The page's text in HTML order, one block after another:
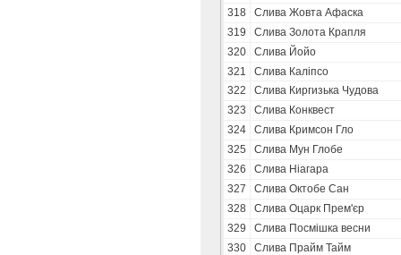
318
Слива Жовта Афаска
319
Слива Золота Крапля
320
Слива Йойо
321
Слива Каліпсо
322
Слива Киргизька Чудова
323
Слива Конквест
324
Слива Кримсон Гло
325
Слива Мун Глобе
326
Слива Ніагара
327
Слива Октобе Сан
328
Слива Оцарк Прем'єр
329
Слива Посмішка весни
330
Слива Прайм Тайм